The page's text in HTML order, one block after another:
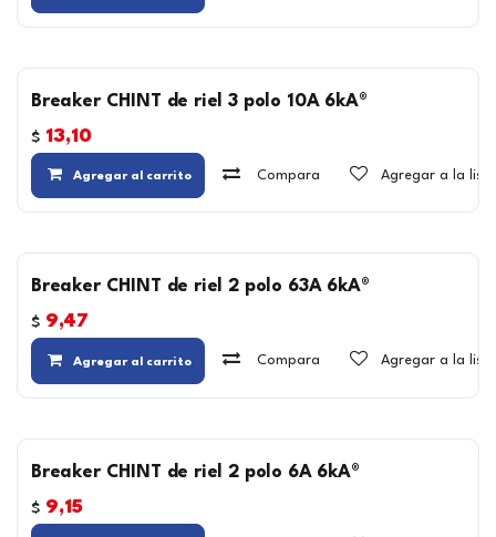
Breaker CHINT de riel 3 polo 10A 6kA®
$ 13,10
Agregar al carrito Compara Agregar a la
Breaker CHINT de riel 2 polo 63A 6kA®
$ 9,47
Agregar al carrito Compara Agregar a la
Breaker CHINT de riel 2 polo 6A 6kA®
$ 9,15